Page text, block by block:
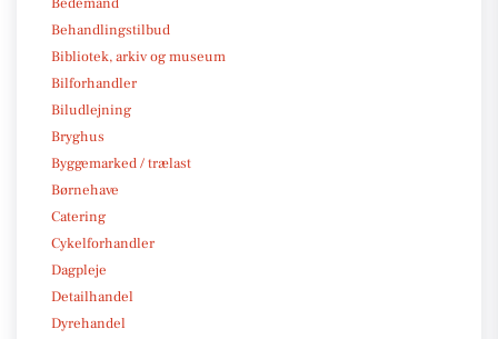
Behandlingstilbud
Bibliotek, arkiv og museum
Bilforhandler
Biludlejning
Bryghus
Byggemarked / trælast
Børnehave
Catering
Cykelforhandler
Dagpleje
Detailhandel
Dyrehandel